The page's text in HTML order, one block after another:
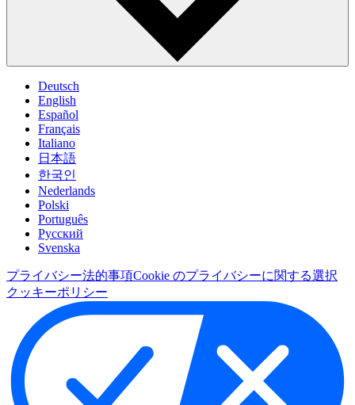
Deutsch
English
Español
Français
Italiano
日本語
한국인
Nederlands
Polski
Português
Pусский
Svenska
プライバシー法的事項Cookie のプライバシーに関する選択
クッキーポリシー